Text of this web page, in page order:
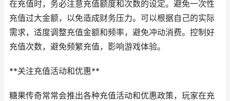
在充值时，务必注意充值额度和次数的设定。避免一次性
充值过大金额，以免造成财务压力。可以根据自己的实际
需求，适度调整充值金额和频率，避免冲动消费。控制好
充值次数，避免频繁充值，影响游戏体验。
**关注充值活动和优惠**
糖果传奇常常会推出各种充值活动和优惠政策，玩家在充